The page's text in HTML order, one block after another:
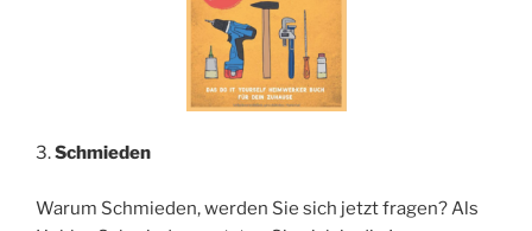
3.Schmieden
Warum Schmieden, werden Sie sich jetzt fragen? Als